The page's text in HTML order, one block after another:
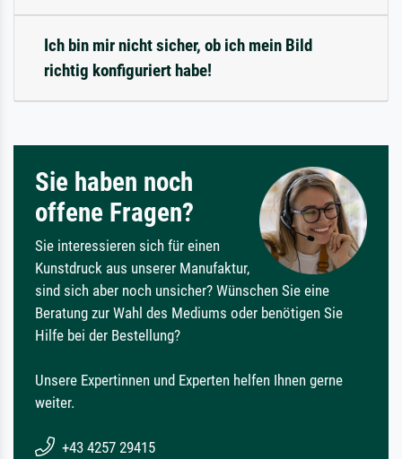
Ich bin mir nicht sicher, ob ich mein Bild
richtig konfiguriert habe!
Sie haben noch
offene Fragen?
Sie interessieren sich für einen
Kunstdruck aus unserer Manufaktur,
sind sich aber noch unsicher? Wünschen Sie eine
Beratung zur Wahl des Mediums oder benötigen Sie
Hilfe bei der Bestellung?
Unsere Expertinnen und Experten helfen Ihnen gerne
weiter.
+43 4257 29415